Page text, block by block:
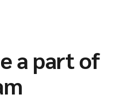
a part of